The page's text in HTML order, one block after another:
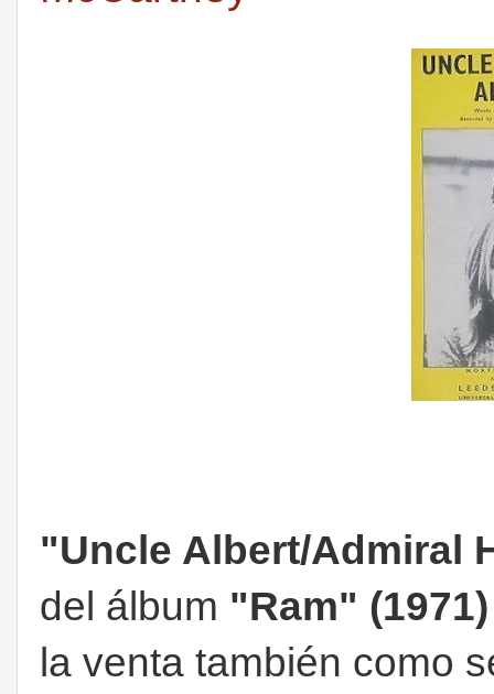
"Uncle Albert/Admiral
del álbum "Ram" (1971)
la venta también como